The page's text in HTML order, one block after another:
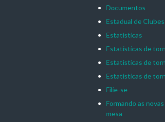
Documentos
Estadual de
Estatísticas
Estatísticas de
Estatísticas de
Estatísticas de
Filie-se
Formando as
mesa